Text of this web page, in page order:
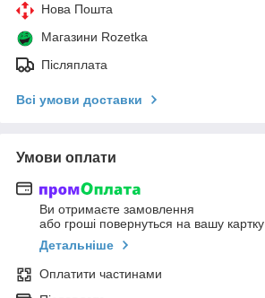
Нова Пошта
Магазини Rozetka
Післяплата
Всі умови доставки
Умови оплати
Ви отримаєте замовлення
або гроші повернуться на вашу картку
Детальніше
Оплатити частинами